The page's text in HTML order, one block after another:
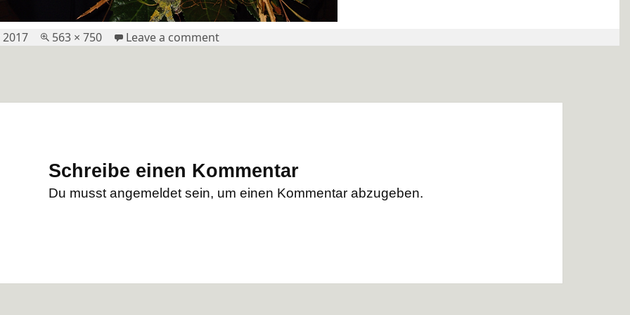
2017
Full
563 × 750 Leave a commenton lotte-dorsch-2014
Schreibe einen Kommentar
Du musstangemeldet sein, um einen Kommentar abzugeben.